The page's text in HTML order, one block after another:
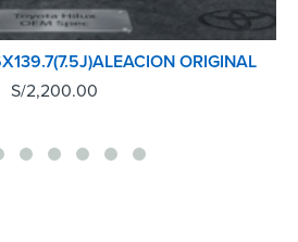
ORIGINAL
S/2,200.00